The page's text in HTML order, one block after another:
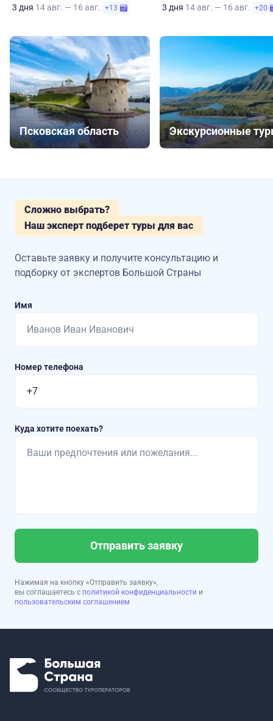
3 дня 14 авг. — 16 авг. +13 3 дня 14 авг. — 16 авг. +20
Псковская область Экскурсионные
Сложно выбрать?
Наш эксперт подберет туры для вас
Оставьте заявку и получите консультацию и
подборку от экспертов Большой Страны
Имя
Номер телефона
Куда хотите поехать?
Отправить заявку
Нажимая на кнопку «Отправить заявку»,
вы соглашаетесь с политикой конфиденциальности и
пользовательским соглашением